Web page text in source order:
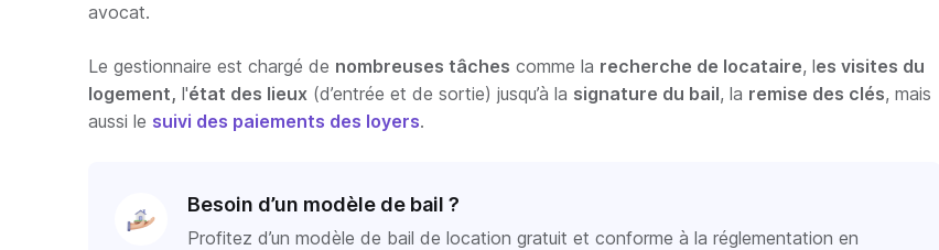
avocat.
Le gestionnaire est chargé de nombreuses tâches comme la recherche de locataire, les visites du
logement, l'état des lieux (d’entrée et de sortie) jusqu’à la signature du bail, la remise des clés, mais
aussi le suivi des paiements des loyers.
Besoin d’un modèle de bail ?
Profitez d’un modèle de bail de location gratuit et conforme à la réglementation en